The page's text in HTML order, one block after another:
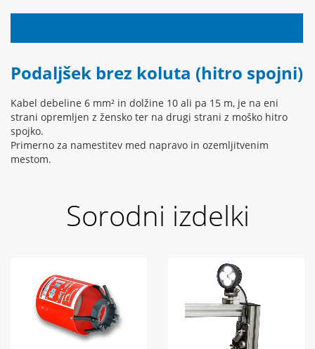
Podaljšek brez koluta (hitro spojni)
Kabel debeline 6 mm² in dolžine 10 ali pa 15 m, je na eni
strani opremljen z žensko ter na drugi strani z moško hitro
spojko.
Primerno za namestitev med napravo in ozemljitvenim
mestom.
Sorodni izdelki